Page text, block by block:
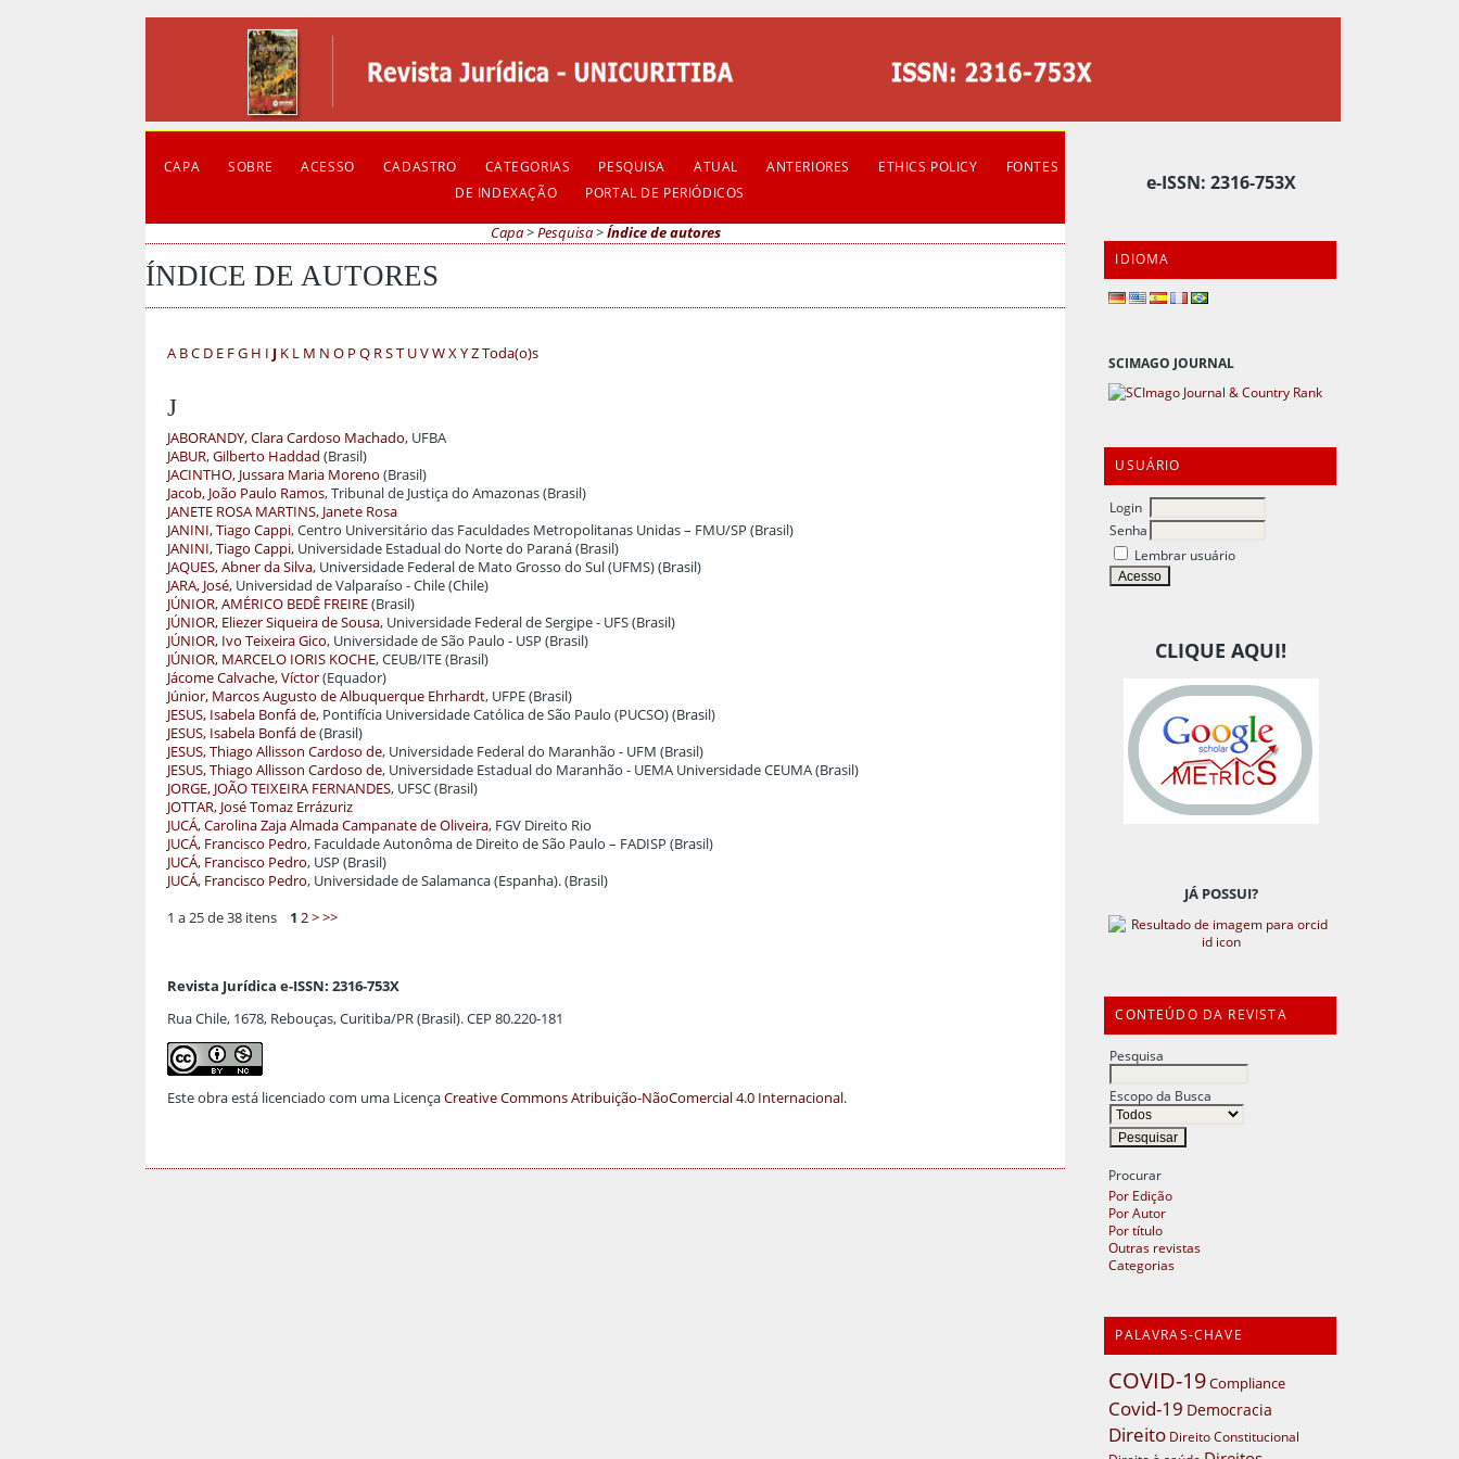
e-ISSN: 2316-753X
IDIOMA
SCIMAGO JOURNAL
USUÁRIO
Login
Senha
Lembrar usuário
CLIQUE AQUI!
JÁ POSSUI?
CONTEÚDO DA REVISTA
Pesquisa
Escopo da Busca
Procurar
Por Edição
Por Autor
Por título
Outras revistas
Categorias
PALAVRAS-CHAVE
COVID-19Compliance
Covid-19 Democracia
Direito Direito Constitucional
CAPA SOBRE ACESSO CADASTRO CATEGORIAS PESQUISA ATUAL ANTERIORES ETHICS POLICY
FONTES
DE INDEXAÇÃO
PORTAL DE PERIÓDICOS
Capa>Pesquisa>Índice de autores
ÍNDICE DE AUTORES
A BC D E FG H I J K L M N O P Q RST UVWXYZToda(o)s
J
JABORANDY, Clara Cardoso Machado, UFBA
JABUR, Gilberto Haddad (Brasil)
JACINTHO, Jussara Maria Moreno (Brasil)
Jacob, João Paulo Ramos, Tribunal de Justiça do Amazonas (Brasil)
JANETE ROSA MARTINS, Janete Rosa
JANINI, Tiago Cappi, Centro Universitário das Faculdades Metropolitanas Unidas – FMU/SP (Brasil)
JANINI, Tiago Cappi, Universidade Estadual do Norte do Paraná (Brasil)
JAQUES, Abner da Silva, Universidade Federal de Mato Grosso do Sul (UFMS) (Brasil)
JARA, José, Universidad de Valparaíso - Chile (Chile)
JÚNIOR, AMÉRICO BEDÊ FREIRE(Brasil)
JÚNIOR, Eliezer Siqueira de Sousa, Universidade Federal de Sergipe - UFS (Brasil)
JÚNIOR, Ivo Teixeira Gico, Universidade de São Paulo - USP (Brasil)
JÚNIOR, MARCELO IORIS KOCHE, CEUB/ITE (Brasil)
Jácome Calvache, Víctor(Equador)
Júnior, Marcos Augusto de Albuquerque Ehrhardt, UFPE (Brasil)
JESUS, Isabela Bonfá de, Pontifícia Universidade Católica de São Paulo (PUCSO) (Brasil)
JESUS, Isabela Bonfá de(Brasil)
JESUS, Thiago Allisson Cardoso de, Universidade Federal do Maranhão - UFM (Brasil)
JESUS, Thiago Allisson Cardoso de, Universidade Estadual do Maranhão - UEMA Universidade CEUMA (Brasil)
JORGE, JOÃO TEIXEIRA FERNANDES, UFSC (Brasil)
JOTTAR, José Tomaz Errázuriz
JUCÁ, Carolina Zaja Almada Campanate de Oliveira, FGV Direito Rio
JUCÁ, Francisco Pedro, Faculdade Autonôma de Direito de São Paulo – FADISP (Brasil)
JUCÁ, Francisco Pedro, USP (Brasil)
JUCÁ, Francisco Pedro, Universidade de Salamanca (Espanha). (Brasil)
1 a 25 de 38 itens 1 2>>>
Revista Jurídica e-ISSN: 2316-753X
Rua Chile, 1678, Rebouças, Curitiba/PR (Brasil). CEP 80.220-181
Este obra está licenciado com uma LicençaCreative Commons Atribuição-NãoComercial 4.0 Internacional.